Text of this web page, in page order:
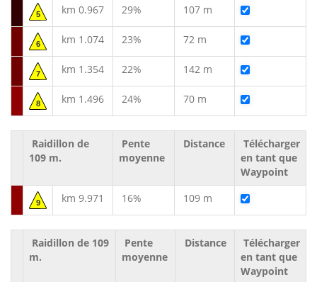
5 km 0.967 29% 107 m
6 km 1.074 23% 72 m
7 km 1.354 22% 142 m
8 km 1.496 24% 70 m
Raidillon de
109 m.
Pente
moyenne
Distance
Télécharger
en tant que
Waypoint
9 km 9.971 16% 109 m
Raidillon de 109
m.
Pente
moyenne
Distance
Télécharger
en tant que
Waypoint